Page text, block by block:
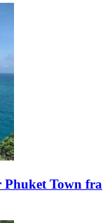
Phuket Town fra